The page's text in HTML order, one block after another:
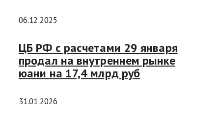
06.12.2025
ЦБ РФ с расчетами 29 января
продал на внутреннем рынке
юани на 17,4 млрд руб
31.01.2026